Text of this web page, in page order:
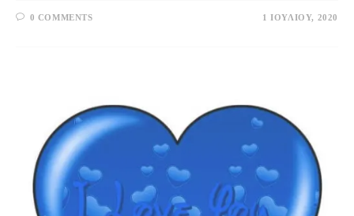
0 COMMENTS 1 ΙΟΥΛΊΟΥ, 2020